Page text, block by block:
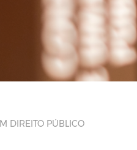
DIREITO PÚBLICO